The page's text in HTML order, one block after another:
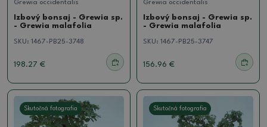
Grewia occidentalis
Izbový bonsaj - Grewia sp.
- Grewia malafolia
SKU: 1467-PB25-3748
198.27 €
Grewia occidentalis
Izbový bonsaj - Grewia sp.
- Grewia malafolia
SKU: 1467-PB25-3747
156.96 €
Skutočná fotografia Skutočná fotografia